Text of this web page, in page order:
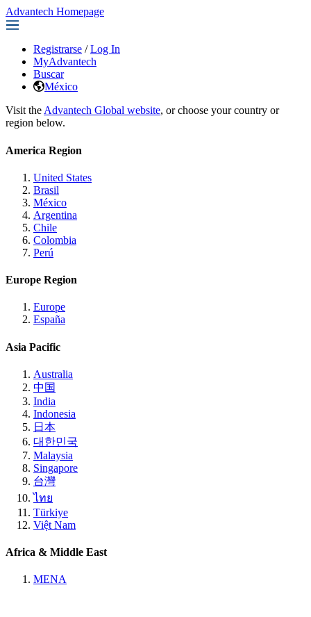
Advantech Homepage
Registrarse / Log In
MyAdvantech
Buscar
México
Visit the Advantech Global website, or choose your country or
region below.
America Region
United States
Brasil
México
Argentina
Chile
Colombia
Perú
Europe Region
Europe
España
Asia Pacific
Australia
中国
India
Indonesia
日本
대한민국
Malaysia
Singapore
台灣
ไทย
Türkiye
Việt Nam
Africa & Middle East
MENA